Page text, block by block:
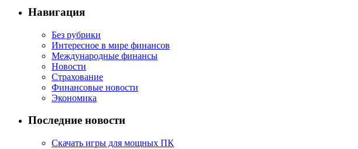
Навигация
Без рубрики
Интересное в мире финансов
Международные финансы
Новости
Страхование
Финансовые новости
Экономика
Последние новости
Скачать игры для мощных ПК